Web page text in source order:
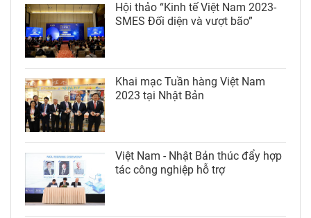
Hội thảo “Kinh tế Việt Nam 2023-
SMES Đối diện và vượt bão”
Khai mạc Tuần hàng Việt Nam
2023 tại Nhật Bản
Việt Nam - Nhật Bản thúc đẩy hợp
tác công nghiệp hỗ trợ